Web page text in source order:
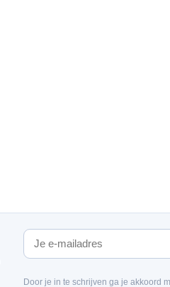
Door je in te schrijven ga je akkoord